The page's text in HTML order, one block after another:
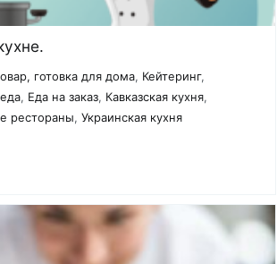
готовка для дома, Кейтеринг,
, Еда на заказ, Кавказская кухня,
рестораны,Украинская кухня